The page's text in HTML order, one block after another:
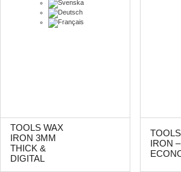
TOOLS WAX
IRON 3MM
THICK &
DIGITAL
IRON –